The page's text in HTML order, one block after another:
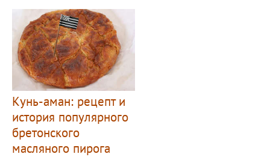
Кунь-аман: рецепт и
история популярного
бретонского
масляного пирога